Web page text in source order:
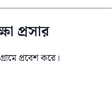
প্রসার
প্রবেশ করে।